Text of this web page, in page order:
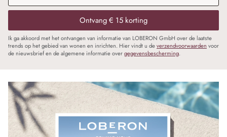
Ontvang € 15 korting
Ik ga akkoord met het ontvangen van informatie van LOBERON GmbH over de laatste
trends op het gebied van wonen en inrichten. Hier vindt u deverzendvoorwaarden voor
de nieuwsbrief en de algemene informatie overgegevensbescherming.